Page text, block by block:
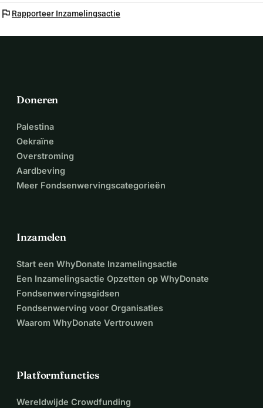
flag Rapporteer Inzamelingsactie
Doneren
Palestina
Oekraïne
Overstroming
Aardbeving
Meer Fondsenwervingscategorieën
Inzamelen
Start een WhyDonate Inzamelingsactie
Een Inzamelingsactie Opzetten op WhyDonate
Fondsenwervingsgidsen
Fondsenwerving voor Organisaties
Waarom WhyDonate Vertrouwen
Platformfuncties
Wereldwijde Crowdfunding